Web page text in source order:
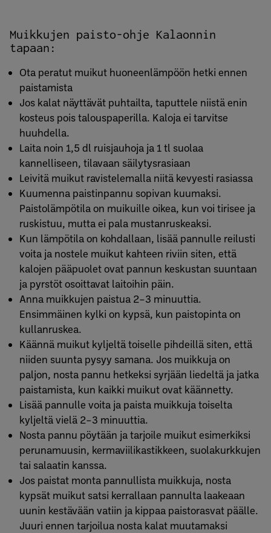
Muikkujen paisto-ohje Kalaonnin
tapaan:
Ota peratut muikut huoneenlämpöön hetki ennen
paistamista
Jos kalat näyttävät puhtailta, taputtele niistä enin
kosteus pois talouspaperilla. Kaloja ei tarvitse
huuhdella.
Laita noin 1,5 dl ruisjauhoja ja 1 tl suolaa
kannelliseen, tilavaan säilytysrasiaan
Leivitä muikut ravistelemalla niitä kevyesti rasiassa
Kuumenna paistinpannu sopivan kuumaksi.
Paistolämpötila on muikuille oikea, kun voi tirisee ja
ruskistuu, mutta ei pala mustanruskeaksi.
Kun lämpötila on kohdallaan, lisää pannulle reilusti
voita ja nostele muikut kahteen riviin siten, että
kalojen pääpuolet ovat pannun keskustan suuntaan
ja pyrstöt osoittavat laitoihin päin.
Anna muikkujen paistua 2–3 minuuttia.
Ensimmäinen kylki on kypsä, kun paistopinta on
kullanruskea.
Käännä muikut kyljeltä toiselle pihdeillä siten, että
niiden suunta pysyy samana. Jos muikkuja on
paljon, nosta pannu hetkeksi syrjään liedeltä ja jatka
paistamista, kun kaikki muikut ovat käännetty.
Lisää pannulle voita ja paista muikkuja toiselta
kyljeltä vielä 2–3 minuuttia.
Nosta pannu pöytään ja tarjoile muikut esimerkiksi
perunamuusin, kermaviilikastikkeen, suolakurkkujen
tai salaatin kanssa.
Jos paistat monta pannullista muikkuja, nosta
kypsät muikut satsi kerrallaan pannulta laakeaan
uunin kestävään vatiin ja kippaa paistorasvat päälle.
Juuri ennen tarjoilua nosta kalat muutamaksi